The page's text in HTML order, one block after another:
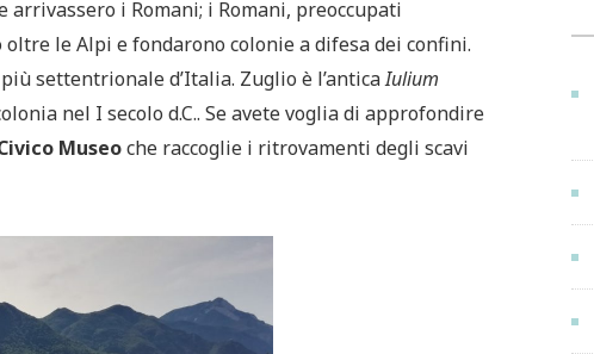
arrivassero i Romani; i Romani, preoccupati
le Alpi e fondarono colonie a difesa dei confini.
settentrionale d’Italia. Zuglio è l’anticaIulium
nel I secolo d.C.. Se avete voglia di approfondire
Museoche raccoglie i ritrovamenti degli scavi